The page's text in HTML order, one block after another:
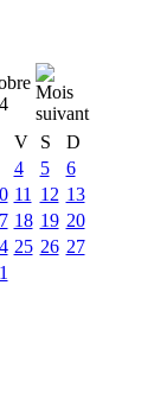
V S
D
4 5
6
11 12 13
18 19 20
25 26 27